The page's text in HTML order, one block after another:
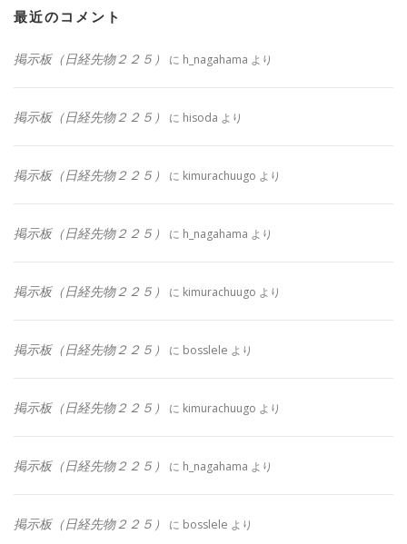
最近のコメント
掲示板（日経先物２２５） に h_nagahama より
掲示板（日経先物２２５） に hisoda より
掲示板（日経先物２２５） に kimurachuugo より
掲示板（日経先物２２５） に h_nagahama より
掲示板（日経先物２２５） に kimurachuugo より
掲示板（日経先物２２５） に bosslele より
掲示板（日経先物２２５） に kimurachuugo より
掲示板（日経先物２２５） に h_nagahama より
掲示板（日経先物２２５） に bosslele より